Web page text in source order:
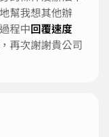
幫我想其他辦
程中回覆速度
，再次謝謝貴公司